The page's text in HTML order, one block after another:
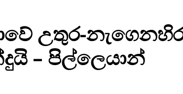
උතුර-
– පිල්ලෙයාන්